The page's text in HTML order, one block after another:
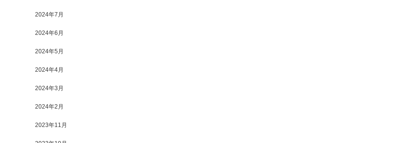
2024年7月
2024年6月
2024年5月
2024年4月
2024年3月
2024年2月
2023年11月